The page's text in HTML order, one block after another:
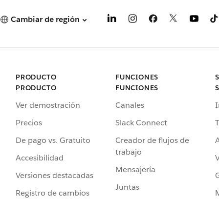
Cambiar de región
PRODUCTO
PRODUCTO
Ver demostración
Precios
De pago vs. Gratuito
Accesibilidad
Versiones destacadas
Registro de cambios
FUNCIONES
FUNCIONES
Canales
Slack Connect
Creador de flujos de
trabajo
Mensajería
Juntas